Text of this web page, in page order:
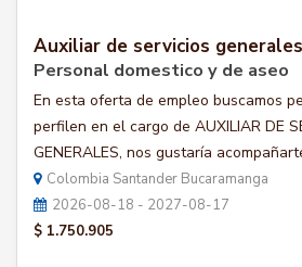
Auxiliar de servicios generales
Personal domestico y de aseo
En esta oferta de empleo buscamos
perfilen en el cargo de AUXILIAR DE
GENERALES, nos gustaría
Colombia Santander Bucaramanga
2026-08-18 - 2027-08-17
$ 1.750.905